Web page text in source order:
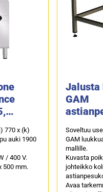
770 x (k)
auki 1900
/ 400 V.
500 mm.
Jalusta
GAM
Soveltuu
GAM
mallille.
Kuvasta
johteikko
Avaa